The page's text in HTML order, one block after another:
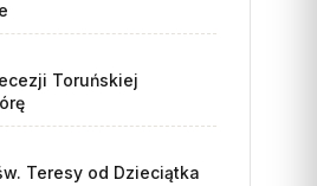
Toruńskiej
Teresy od Dzieciątka